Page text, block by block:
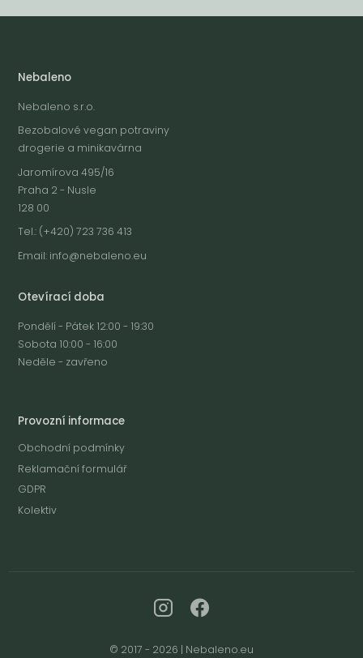
Nebaleno
Nebaleno s.r.o.
Bezobalové vegan potraviny
drogerie a minikavárna
Jaromírova 495/16
Praha 2 - Nusle
128 00
Tel.: (+420) 723 736 413
Email: info@nebaleno.eu
Otevírací doba
Pondělí - Pátek 12:00 - 19:30
Sobota 10:00 - 16:00
Neděle - zavřeno
Provozní informace
Obchodní podmínky
Reklamační formulář
GDPR
Kolektiv
© 2017 - 2026 | Nebaleno.eu